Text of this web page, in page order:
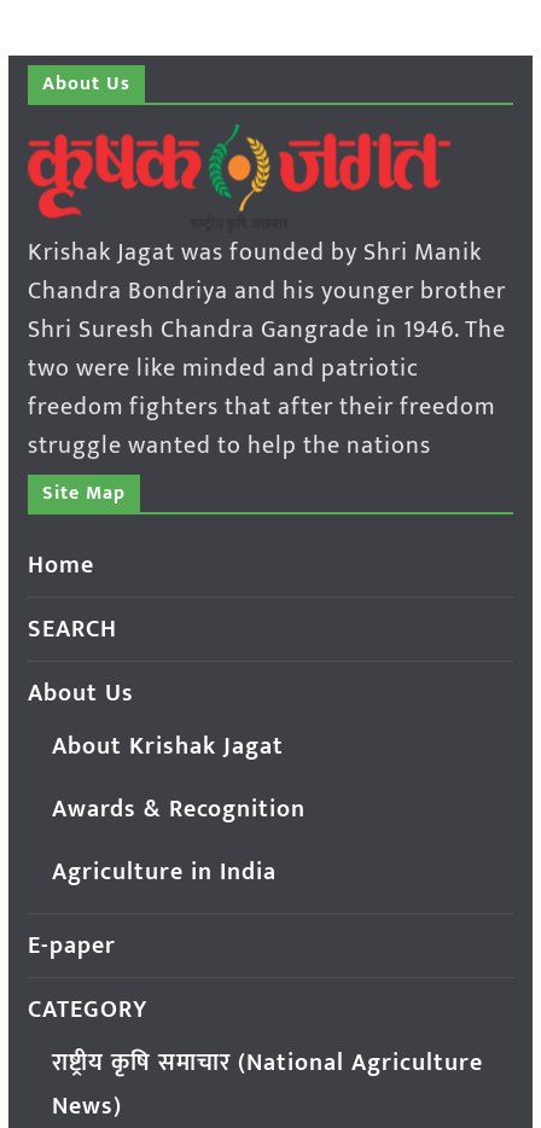
About Us
Krishak Jagat was founded by Shri Manik
Chandra Bondriya and his younger brother
Shri Suresh Chandra Gangrade in 1946. The
two were like minded and patriotic
freedom fighters that after their freedom
struggle wanted to help the nations
Site Map
Home
SEARCH
About Us
About Krishak Jagat
Awards & Recognition
Agriculture in India
E-paper
CATEGORY
राष्ट्रीय कृषि समाचार (National Agriculture
News)